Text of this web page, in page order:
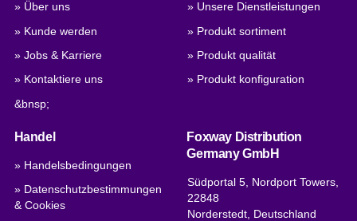
» Über uns
» Kunde werden
» Jobs & Karriere
» Kontaktiere uns
&bnsp;
» Unsere Dienstleistungen
» Produkt sortiment
» Produkt qualität
» Produkt konfiguration
Handel
» Handelsbedingungen
» Datenschutzbestimmungen
& Cookies
Foxway Distribution
Germany GmbH
Südportal 5, Nordport Towers,
22848
Norderstedt, Deutschland